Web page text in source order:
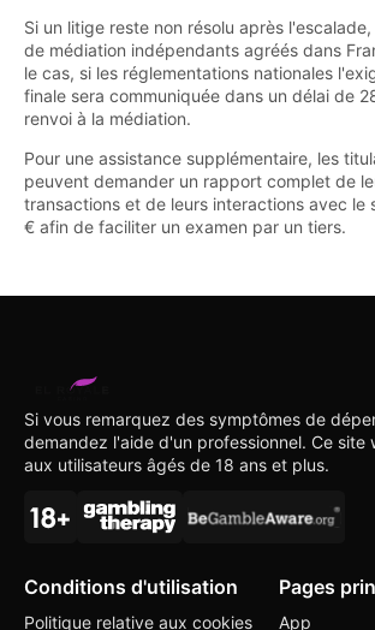
Si un litige reste non résolu après
de médiation indépendants agréés dans
le cas, si les réglementations nationales
finale sera communiquée dans un délai de
renvoi à la médiation.
Pour une assistance supplémentaire, les
peuvent demander un rapport complet de
transactions et de leurs interactions avec le
€ afin de faciliter un examen par un tiers.
Si vous remarquez des symptômes de
demandez l'aide d'un professionnel. Ce site
aux utilisateurs âgés de 18 ans et plus.
Conditions d'utilisation
Politique relative aux cookies
Pages
App